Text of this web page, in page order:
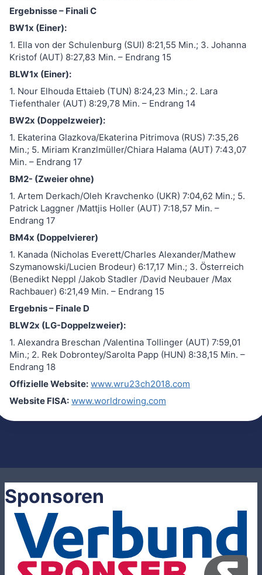
Ergebnisse – Finali C
BW1x (Einer):
1. Ella von der Schulenburg (SUI) 8:21,55 Min.; 3. Johanna
Kristof (AUT) 8:27,83 Min. – Endrang 15
BLW1x (Einer):
1. Nour Elhouda Ettaieb (TUN) 8:24,23 Min.; 2. Lara
Tiefenthaler (AUT) 8:29,78 Min. – Endrang 14
BW2x (Doppelzweier):
1. Ekaterina Glazkova/Ekaterina Pitrimova (RUS) 7:35,26
Min.; 5. Miriam Kranzlmüller/Chiara Halama (AUT) 7:43,07
Min. – Endrang 17
BM2- (Zweier ohne)
1. Artem Derkach/Oleh Kravchenko (UKR) 7:04,62 Min.; 5.
Patrick Laggner /Mattjis Holler (AUT) 7:18,57 Min. –
Endrang 17
BM4x (Doppelvierer)
1. Kanada (Nicholas Everett/Charles Alexander/Mathew
Szymanowski/Lucien Brodeur) 6:17,17 Min.; 3. Österreich
(Benedikt Neppl /Jakob Stadler /David Neubauer /Max
Rachbauer) 6:21,49 Min. – Endrang 15
Ergebnis – Finale D
BLW2x (LG-Doppelzweier):
1. Alexandra Breschan /Valentina Tollinger (AUT) 7:59,01
Min.; 2. Rek Dobrontey/Sarolta Papp (HUN) 8:38,15 Min. –
Endrang 18
Offizielle Website: www.wru23ch2018.com
Website FISA: www.worldrowing.com
Sponsoren